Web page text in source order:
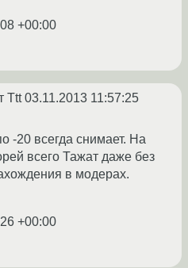
+00:00
Ttt03.11.2013 11:57:25
-20 всегда снимает. На
всего Тажат даже без
в модерах.
+00:00